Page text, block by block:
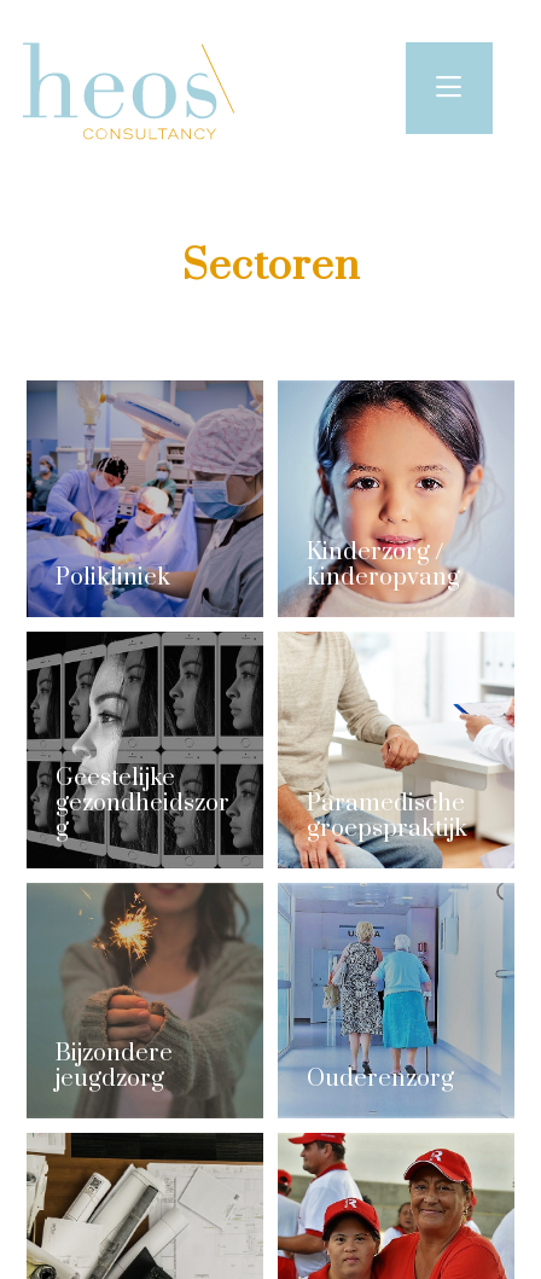
Sectoren
Polikliniek
Kinderzorg /
kinderopvang
Geestelijke
gezondheidszor
g
Paramedische
groepspraktijk
Bijzondere
jeugdzorg
Ouderenzorg